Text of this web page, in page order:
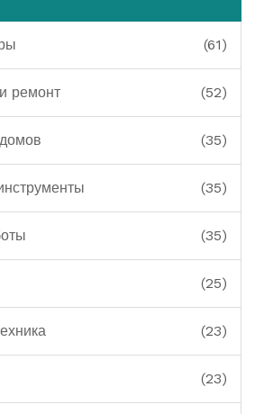
(61)
ремонт (52)
(35)
(35)
(35)
(25)
(23)
(23)